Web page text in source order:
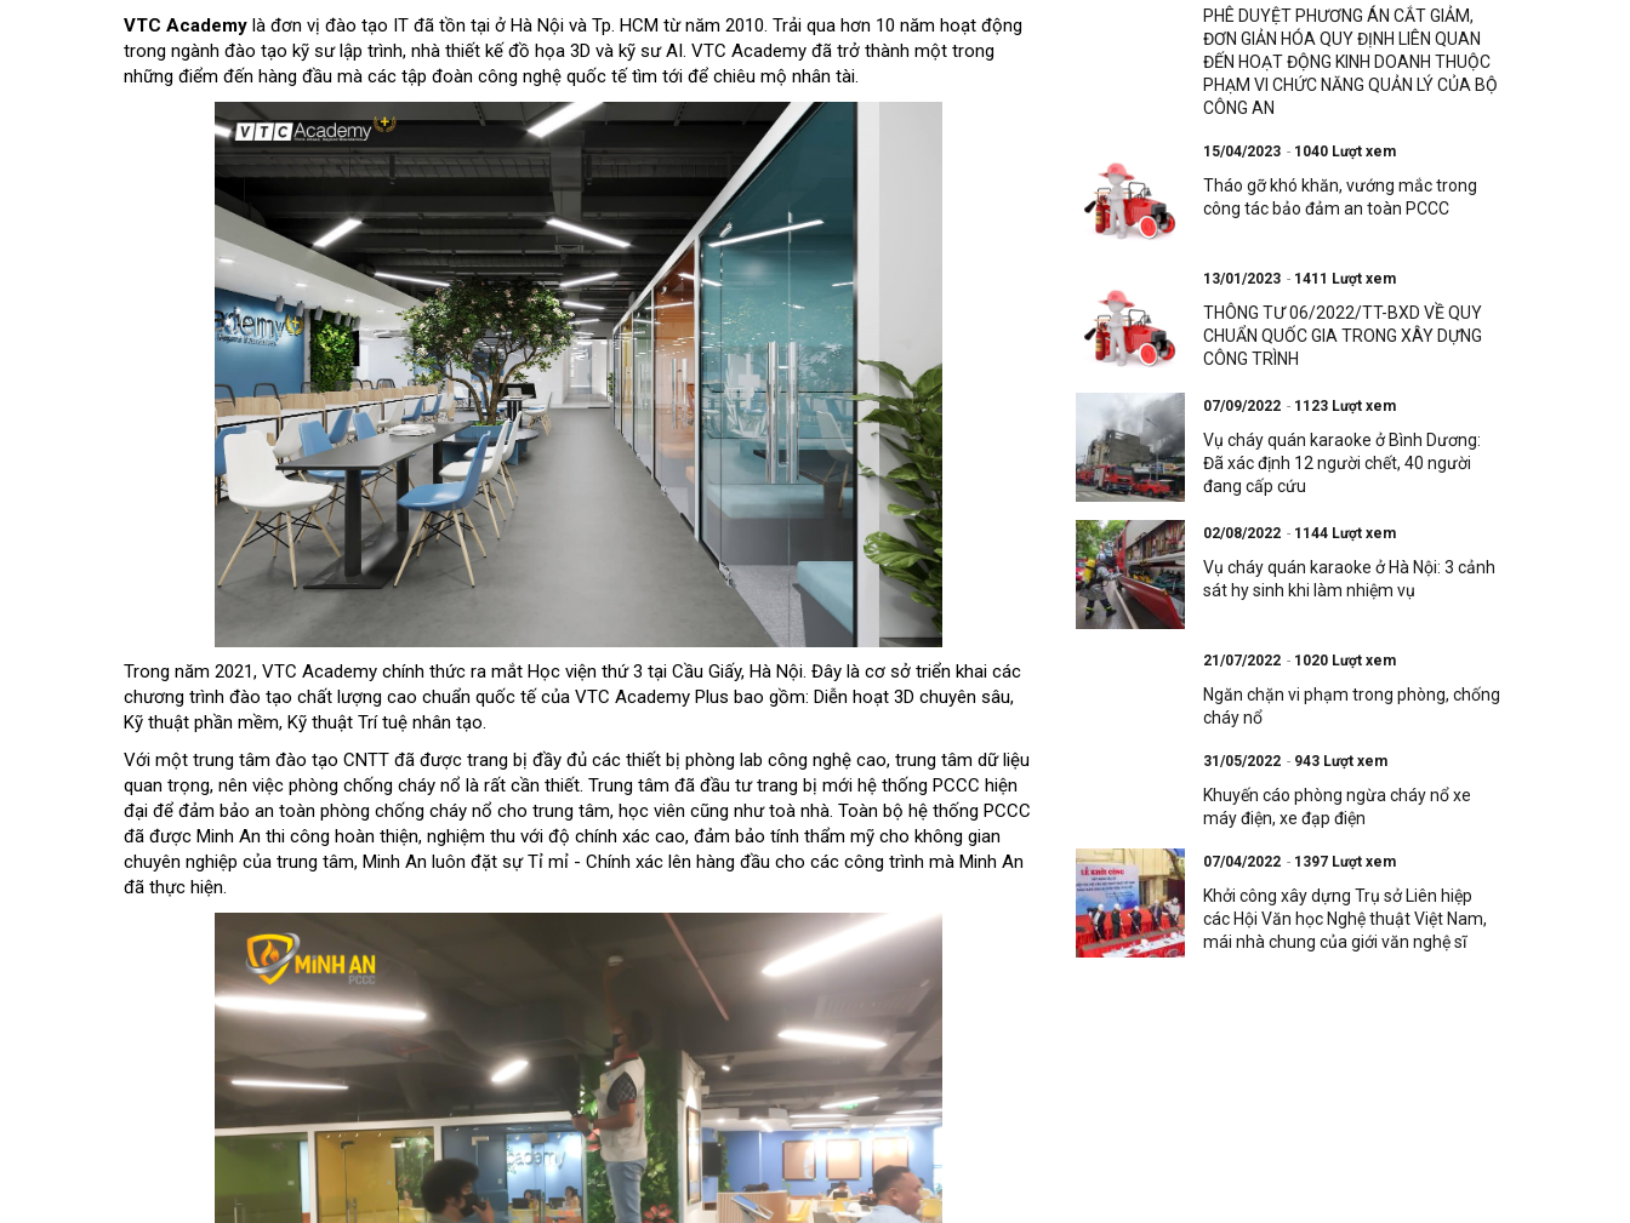
VTC Academy là đơn vị đào tạo IT đã tồn tại ở Hà Nội và Tp. HCM từ năm 2010. Trải qua hơn 10 năm hoạt động
trong ngành đào tạo kỹ sư lập trình, nhà thiết kế đồ họa 3D và kỹ sư AI. VTC Academy đã trở thành một trong
những điểm đến hàng đầu mà các tập đoàn công nghệ quốc tế tìm tới để chiêu mộ nhân tài.
Trong năm 2021, VTC Academy chính thức ra mắt Học viện thứ 3 tại Cầu Giấy, Hà Nội. Đây là cơ sở triển khai các
chương trình đào tạo chất lượng cao chuẩn quốc tế của VTC Academy Plus bao gồm: Diễn hoạt 3D chuyên sâu,
Kỹ thuật phần mềm, Kỹ thuật Trí tuệ nhân tạo.
Với một trung tâm đào tạo CNTT đã được trang bị đầy đủ các thiết bị phòng lab công nghệ cao, trung tâm dữ liệu
quan trọng, nên việc phòng chống cháy nổ là rất cần thiết. Trung tâm đã đầu tư trang bị mới hệ thống PCCC hiện
đại để đảm bảo an toàn phòng chống cháy nổ cho trung tâm, học viên cũng như toà nhà. Toàn bộ hệ thống PCCC
đã được Minh An thi công hoàn thiện, nghiệm thu với độ chính xác cao, đảm bảo tính thẩm mỹ cho không gian
chuyên nghiệp của trung tâm, Minh An luôn đặt sự Tỉ mỉ - Chính xác lên hàng đầu cho các công trình mà Minh An
đã thực hiện.
PHÊ DUYỆT PHƯƠNG ÁN CẮT GIẢM,
ĐƠN GIẢN HÓA QUY ĐỊNH LIÊN QUAN
ĐẾN HOẠT ĐỘNG KINH DOANH THUỘC
PHẠM VI CHỨC NĂNG QUẢN LÝ CỦA BỘ
CÔNG AN
15/04/2023 1040 Lượt xem
Tháo gỡ khó khăn, vướng mắc trong
công tác bảo đảm an toàn PCCC
13/01/2023 1411 Lượt xem
THÔNG TƯ 06/2022/TT-BXD VỀ QUY
CHUẨN QUỐC GIA TRONG XÂY DỰNG
CÔNG TRÌNH
07/09/2022 1123 Lượt xem
Vụ cháy quán karaoke ở Bình Dương:
Đã xác định 12 người chết, 40 người
đang cấp cứu
02/08/2022 1144 Lượt xem
Vụ cháy quán karaoke ở Hà Nội: 3 cảnh
sát hy sinh khi làm nhiệm vụ
21/07/2022 1020 Lượt xem
Ngăn chặn vi phạm trong phòng, chống
cháy nổ
31/05/2022 943 Lượt xem
Khuyến cáo phòng ngừa cháy nổ xe
máy điện, xe đạp điện
07/04/2022 1397 Lượt xem
Khởi công xây dựng Trụ sở Liên hiệp
các Hội Văn học Nghệ thuật Việt Nam,
mái nhà chung của giới văn nghệ sĩ